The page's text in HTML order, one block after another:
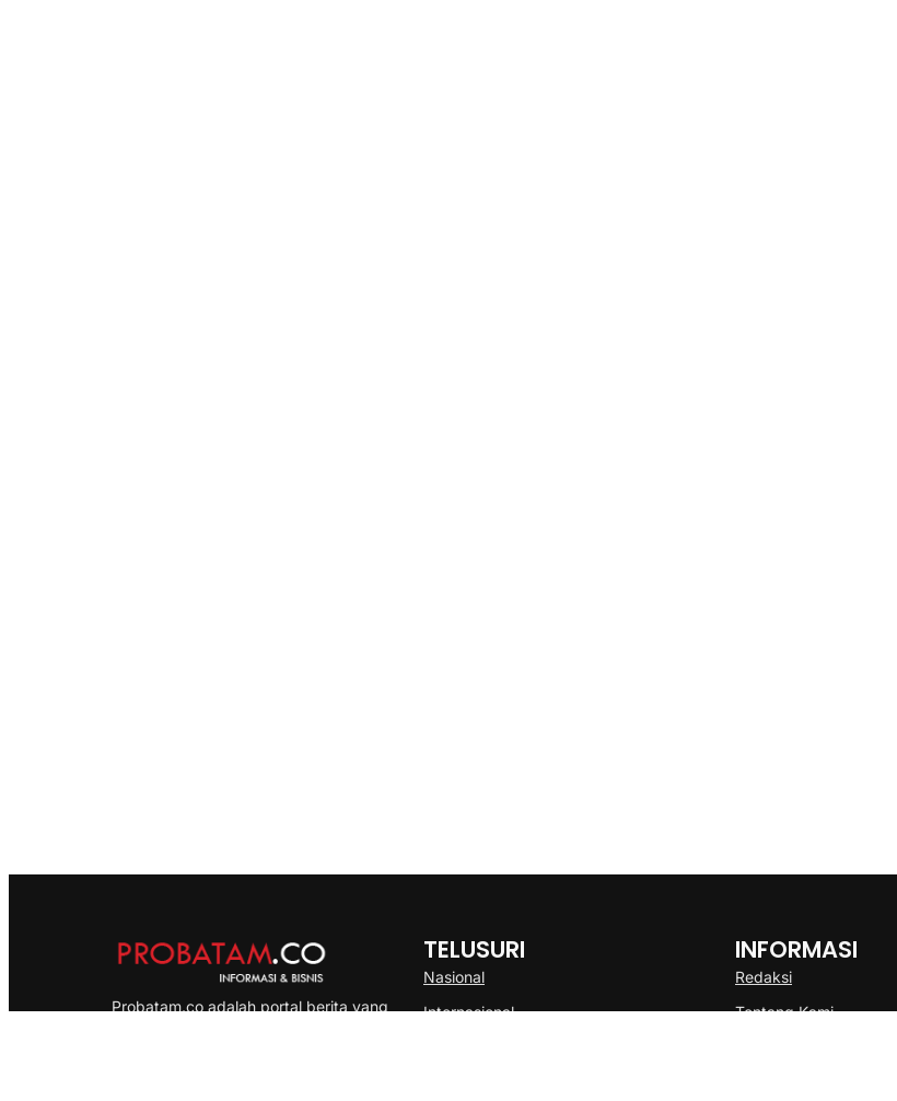
Probatam.co adalah portal berita yang
TELUSURI
Nasional
Internasional
INFORMASI
Redaksi
Tentang Kami